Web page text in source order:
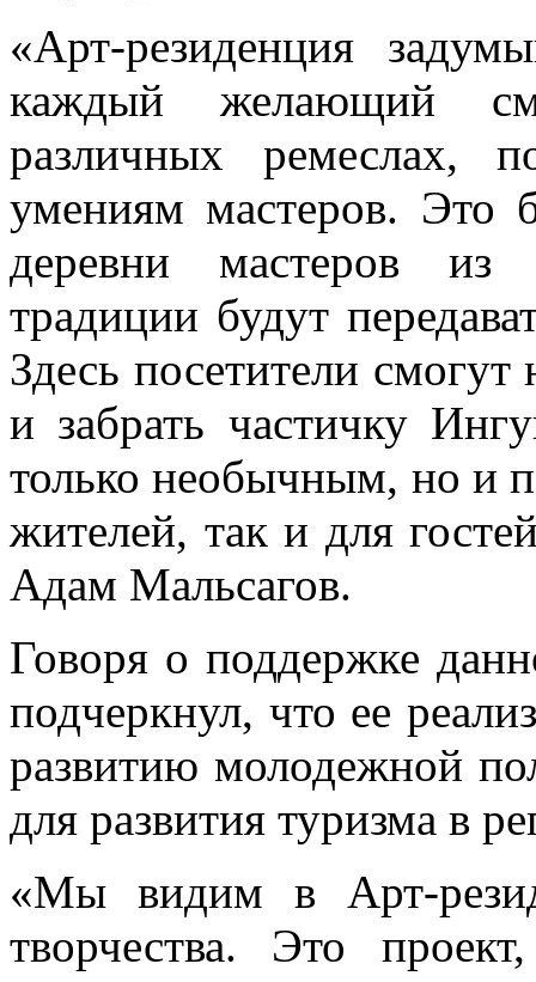
«Арт-резиденция
каждый желающий
различных ремеслах,
умениям мастеров. Это
деревни мастеров из
традиции будут
Здесь посетители
и забрать частичку
только необычным, но и
жителей, так и для
Адам Мальсагов.
Говоря о поддержке
подчеркнул, что ее
развитию молодежной
для развития туризма в
«Мы видим в Арт-
творчества. Это